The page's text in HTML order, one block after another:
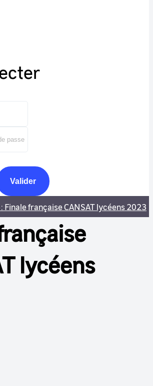
Valider
Finale française CANSAT lycéens 2023
lycéens